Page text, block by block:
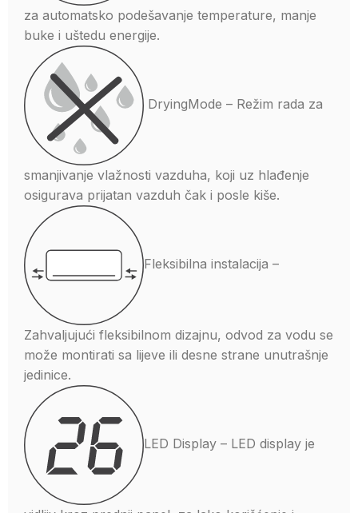
za automatsko podešavanje temperature, manje
buke i uštedu energije.
DryingMode – Režim rada za
smanjivanje vlažnosti vazduha, koji uz hlađenje
osigurava prijatan vazduh čak i posle kiše.
Fleksibilna instalacija –
Zahvaljujući fleksibilnom dizajnu, odvod za vodu se
može montirati sa lijeve ili desne strane unutrašnje
jedinice.
LED Display – LED display je